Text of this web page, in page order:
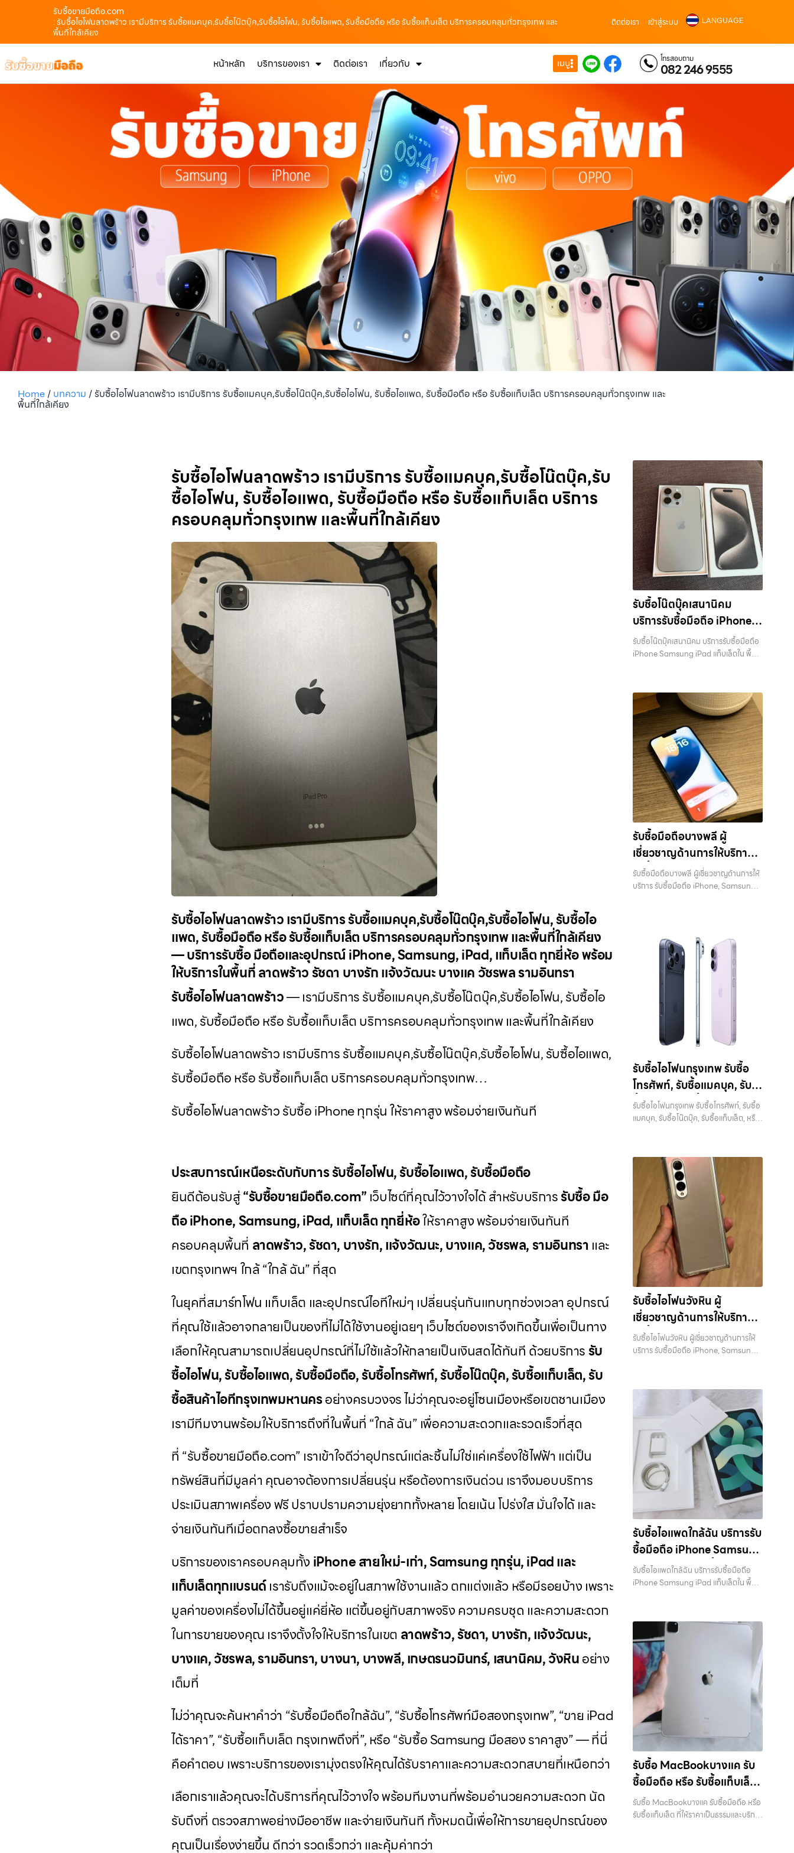
รับซื้อขายมือถือ.com
: รับซื้อไอโฟนลาดพร้าว เรามีบริการ รับซื้อแมคบุค,รับซื้อโน๊ตบุ๊ค,รับซื้อไอโฟน, รับซื้อไอแพด, รับซื้อมือถือ หรือ รับซื้อแท็บเล็ต บริการครอบคลุมทั่วกรุงเทพ และ
พื้นที่ใกล้เคียง
ติดต่อเรา เข้าสู่ระบบ LANGUAGE
หน้าหลัก บริการของเรา ติดต่อเรา เกี่ยวกับ เมนู โทรสอบถาม
082 246 9555
Home/ บทความ /รับซื้อไอโฟนลาดพร้าว เรามีบริการ รับซื้อแมคบุค,รับซื้อโน๊ตบุ๊ค,รับซื้อไอโฟน, รับซื้อไอแพด, รับซื้อมือถือ หรือ รับซื้อแท็บเล็ต บริการครอบคลุมทั่วกรุงเทพ และ
พื้นที่ใกล้เคียง
รับซื้อไอโฟนลาดพร้าว เรามีบริการ รับซื้อแมคบุค,รับซื้อโน๊ตบุ๊ค,รับ
ซื้อไอโฟน, รับซื้อไอแพด, รับซื้อมือถือ หรือ รับซื้อแท็บเล็ต บริการ
ครอบคลุมทั่วกรุงเทพ และพื้นที่ใกล้เคียง
รับซื้อไอโฟนลาดพร้าว เรามีบริการ รับซื้อแมคบุค,รับซื้อโน๊ตบุ๊ค,รับซื้อไอโฟน, รับซื้อไอ
แพด, รับซื้อมือถือ หรือ รับซื้อแท็บเล็ต บริการครอบคลุมทั่วกรุงเทพ และพื้นที่ใกล้เคียง
— บริการรับซื้อ มือถือและอุปกรณ์ iPhone, Samsung, iPad, แท็บเล็ต ทุกยี่ห้อ พร้อม
ให้บริการในพื้นที่ ลาดพร้าว รัชดา บางรัก แจ้งวัฒนะ บางแค วัชรพล รามอินทรา
รับซื้อไอโฟนลาดพร้าว— เรามีบริการ รับซื้อแมคบุค,รับซื้อโน๊ตบุ๊ค,รับซื้อไอโฟน, รับซื้อไอ
แพด, รับซื้อมือถือ หรือ รับซื้อแท็บเล็ต บริการครอบคลุมทั่วกรุงเทพ และพื้นที่ใกล้เคียง
รับซื้อไอโฟนลาดพร้าว เรามีบริการ รับซื้อแมคบุค,รับซื้อโน๊ตบุ๊ค,รับซื้อไอโฟน, รับซื้อไอแพด,
รับซื้อมือถือ หรือ รับซื้อแท็บเล็ต บริการครอบคลุมทั่วกรุงเทพ…
รับซื้อไอโฟนลาดพร้าว รับซื้อ iPhone ทุกรุ่น ให้ราคาสูง พร้อมจ่ายเงินทันที
ประสบการณ์เหนือระดับกับการรับซื้อไอโฟน,รับซื้อไอแพด,รับซื้อมือถือ
ยินดีต้อนรับสู่“รับซื้อขายมือถือ.com” เว็บไซต์ที่คุณไว้วางใจได้ สำหรับบริการรับซื้อ มือ
ถือ iPhone, Samsung, iPad, แท็บเล็ต ทุกยี่ห้อให้ราคาสูง พร้อมจ่ายเงินทันที
ครอบคลุมพื้นที่ ลาดพร้าว, รัชดา, บางรัก, แจ้งวัฒนะ, บางแค, วัชรพล, รามอินทรา และ
เขตกรุงเทพฯ ใกล้ “ใกล้ ฉัน” ที่สุด
ในยุคที่สมาร์ทโฟน แท็บเล็ต และอุปกรณ์ไอทีใหม่ๆ เปลี่ยนรุ่นกันแทบทุกช่วงเวลา อุปกรณ์
ที่คุณใช้แล้วอาจกลายเป็นของที่ไม่ได้ใช้งานอยู่เฉยๆ เว็บไซต์ของเราจึงเกิดขึ้นเพื่อเป็นทาง
เลือกให้คุณสามารถเปลี่ยนอุปกรณ์ที่ไม่ใช้แล้วให้กลายเป็นเงินสดได้ทันที ด้วยบริการรับ
ซื้อไอโฟน, รับซื้อไอแพด, รับซื้อมือถือ, รับซื้อโทรศัพท์, รับซื้อโน๊ตบุ๊ค, รับซื้อแท็บเล็ต, รับ
ซื้อสินค้าไอทีกรุงเทพมหานครอย่างครบวงจร ไม่ว่าคุณจะอยู่โซนเมืองหรือเขตชานเมือง
เรามีทีมงานพร้อมให้บริการถึงที่ในพื้นที่ “ใกล้ ฉัน” เพื่อความสะดวกและรวดเร็วที่สุด
ที่ “รับซื้อขายมือถือ.com” เราเข้าใจดีว่าอุปกรณ์แต่ละชิ้นไม่ใช่แค่เครื่องใช้ไฟฟ้า แต่เป็น
ทรัพย์สินที่มีมูลค่า คุณอาจต้องการเปลี่ยนรุ่น หรือต้องการเงินด่วน เราจึงมอบบริการ
ประเมินสภาพเครื่อง ฟรี ปราบปรามความยุ่งยากทั้งหลาย โดยเน้น โปร่งใส มั่นใจได้ และ
จ่ายเงินทันทีเมื่อตกลงซื้อขายสำเร็จ
บริการของเราครอบคลุมทั้ง iPhone สายใหม่-เก่า, Samsung ทุกรุ่น, iPad และ
แท็บเล็ตทุกแบรนด์เรารับถึงแม้จะอยู่ในสภาพใช้งานแล้ว ตกแต่งแล้ว หรือมีรอยบ้าง เพราะ
มูลค่าของเครื่องไม่ได้ขึ้นอยู่แค่ยี่ห้อ แต่ขึ้นอยู่กับสภาพจริง ความครบชุด และความสะดวก
ในการขายของคุณ เราจึงตั้งใจให้บริการในเขต ลาดพร้าว, รัชดา, บางรัก, แจ้งวัฒนะ,
บางแค, วัชรพล, รามอินทรา, บางนา, บางพลี, เกษตรนวมินทร์, เสนานิคม, วังหินอย่าง
เต็มที่
ไม่ว่าคุณจะค้นหาคำว่า “รับซื้อมือถือใกล้ฉัน”, “รับซื้อโทรศัพท์มือสองกรุงเทพ”, “ขาย iPad
ได้ราคา”, “รับซื้อแท็บเล็ต กรุงเทพถึงที่”, หรือ “รับซื้อ Samsung มือสอง ราคาสูง” — ที่นี่
คือคำตอบ เพราะบริการของเรามุ่งตรงให้คุณได้รับราคาและความสะดวกสบายที่เหนือกว่า
เลือกเราแล้วคุณจะได้บริการที่คุณไว้วางใจ พร้อมทีมงานที่พร้อมอำนวยความสะดวก นัด
รับถึงที่ ตรวจสภาพอย่างมืออาชีพ และจ่ายเงินทันที ทั้งหมดนี้เพื่อให้การขายอุปกรณ์ของ
คุณเป็นเรื่องง่ายขึ้น ดีกว่า รวดเร็วกว่า และคุ้มค่ากว่า
รับซื้อโน๊ตบุ๊คเสนานิคม
บริการรับซื้อมือถือ iPhone
Samsung iPad แท็บเล็ตใน
พื้นที่ ลาดพร้าว รัชดา บางรัก
ทันที
รับซื้อโน๊ตบุ๊คเสนานิคม บริการรับซื้อมือถือ
iPhone Samsung iPad แท็บเล็ตใน พื้นที่
บริการรับซื้อ มือถือและอุปกรณ์ iPhone,
Samsung, iPad, แท็บเล็ต ทุกยี่ห้อ พร้อม
ให้บริการในพื้นที่ ลาดพร้าว รัชดา บางรัก
แจ้งวัฒนะ บางแค วัชรพล รามอินทรา รับ
ซื้อโน๊ตบุ๊คเสนานิคม — บริการรับซื้อมือถือ
iPhone Samsung iPad แท็บเล็ตใน พื้นที่
ลาดพร้าว รัชดา บางรัก แจ้งวัฒนะ บางแค
วัชรพล รามอินทรา พร้อมจ่ายเงินทันที รับ
ซื้อโน๊ตบุ๊คเสนานิคม บริการรับซื้อมือถือ
iPhone Samsung iPad แท็บเล็ตใน พื้นที่
ลาดพร้าว รัชดา บางรัก แจ้งวัฒนะ บางแค
วัชรพล รามอินทรา… รับซื้อโน๊ตบุ๊ค
เสนานิคม ขายอุปกรณ์ไอทีแล้วอยากได้เงิน
ด่วน? ติดต่อเราเลย! การันตีราคาดี รับเงิน
ทันใจ ประสบการณ์เหนือระดับกับการ รับ
ซื้อไอโฟน, รับซื้อไอแพด, รับซื้อมือถือ ยินดี
ต้อนรับสู่ “รับซื้อขายมือถือ.com” เว็บไซต์
ครอบคลุมพื้นที่ ลาดพร้าว, รัชดา, บางรัก,
แจ้งวัฒนะ, บางแค, วัชรพล, รามอินทรา
และเขตกรุงเทพฯ ใกล้ “ใกล้ ฉัน” ที่สุด ในยุค
ที่สมาร์ทโฟน แท็บเล็ต และอุปกรณ์ไอทีใหม่ๆ
เปลี่ยนรุ่นกันแทบทุกช่วงเวลา อุปกรณ์ที่
คุณใช้แล้วอาจกลายเป็นของที่ไม่ได้ใช้งาน
อยู่เฉยๆ เว็บไซต์ของเราจึงเกิดขึ้นเพื่อเป็น
ใช้แล้วให้กลายเป็นเงินสดได้ทันที ด้วย
มือถือ, รับซื้อโทรศัพท์, รับซื้อโน๊ตบุ๊ค, รับซื้อ
แท็บเล็ต, รับซื้อสินค้าไอทีกรุงเทพมหานคร
อย่างครบวงจร ไม่ว่าคุณจะอยู่โซนเมือง
หรือเขตชานเมือง เรามีทีมงานพร้อมให้
บริการถึงที่ในพื้นที่ “ใกล้ ฉัน” เพื่อความ
สะดวกและรวดเร็วที่สุด ที่ “รับซื้อขายมือ
มูลค่า คุณอาจต้องการเปลี่ยนรุ่น หรือ
ต้องการเงินด่วน เราจึงมอบบริการประเมิน
สภาพเครื่อง ฟรี ปราบปรามความยุ่งยาก
ทั้งหลาย โดยเน้น โปร่งใส มั่นใจได้ และจ่าย
เงินทันทีเมื่อตกลงซื้อขายสำเร็จ บริการของ
เราครอบคลุมทั้ง iPhone สายใหม่-เก่า,
Samsung ทุกรุ่น, iPad และแท็บเล็ตทุก
แบรนด์ เรารับถึงแม้จะอยู่ในสภาพใช้งาน
แล้ว ตกแต่งแล้ว หรือมีรอยบ้าง เพราะมูลค่า
ของเครื่องไม่ได้ขึ้นอยู่แค่ยี่ห้อ แต่ขึ้นอยู่กับ
สภาพจริง ความครบชุด และความสะดวกใน
การขายของคุณ เราจึงตั้งใจให้บริการในเขต
ลาดพร้าว, รัชดา, บางรัก, แจ้งวัฒนะ,
บางแค, วัชรพล, รามอินทรา, บางนา,
บางพลี, เกษตรนวมินทร์, เสนานิคม, วังหิน
อย่างเต็มที่ ไม่ว่าคุณจะค้นหาคำว่า “รับซื้อ
Samsung มือสอง ราคาสูง” — ที่นี่คือคำ
ตอบ เพราะบริการของเรามุ่งตรงให้คุณได้
รับราคาและความสะดวกสบายที่เหนือกว่า
เลือกเราแล้วคุณจะได้บริการที่คุณไว้วางใจ
พร้อมทีมงานที่พร้อมอำนวยความสะดวก
นัดรับถึงที่ ตรวจสภาพอย่างมืออาชีพ และ
จ่ายเงินทันที ทั้งหมดนี้เพื่อให้การขาย
อุปกรณ์ของคุณเป็นเรื่องง่ายขึ้น ดีกว่า
รวดเร็วกว่า และคุ้มค่ากว่า ทำไมต้องเลือก
เรา ผู้เชี่ยวชาญด้านการให้บริการ รับซื้อมือ
ถือ iPhone, Samsung, ไอแพด แท็บเล็ต
ทุกยี่ห้อ ในราคาสูง พร้อมจ่ายเงินทันที โดย
เน้นบริการในพื้นที่ ลาดพร้าว, รัชดา, บางรัก,
แจ้งวัฒนะ, บางแค, วัชรพล, รามอินทรา,
รวมถึง บางนา, บางพลี,…
รับซื้อมือถือบางพลี ผู้
เชี่ยวชาญด้านการให้บริการ
รับซื้อมือถือ iPhone,
Samsung, ไอแพด แท็บเล็ต
รับซื้อมือถือบางพลี ผู้เชี่ยวชาญด้านการให้
บริการ รับซื้อมือถือ iPhone, Samsung,
แท็บเล็ต ทุกยี่ห้อ พร้อมให้บริการในพื้นที่
ลาดพร้าว รัชดา บางรัก แจ้งวัฒนะ บางแค
วัชรพล รามอินทรา รับซื้อมือถือบางพลี —
ผู้เชี่ยวชาญด้านการให้บริการ รับซื้อมือถือ
iPhone, Samsung, ไอแพด แท็บเล็ตทุก
มือถือบางพลี ผู้เชี่ยวชาญด้านการให้บริการ
รับซื้อมือถือ iPhone, Samsung, ไอแพด
แท็บเล็ตทุกยี่ห้อ ในราคาสูง พร้อมจ่ายเงิน
ทันที… รับซื้อมือถือบางพลี ขายอุปกรณ์
ไอทีแล้วอยากได้เงินด่วน? ติดต่อเราเลย! กา
รันตีราคาดี รับเงินทันใจ ประสบการณ์
เหนือระดับกับการ รับซื้อไอโฟน, รับซื้อไอ
แพด, รับซื้อมือถือ ยินดีต้อนรับสู่ “รับซื้อ
ขายมือถือ.com” เว็บไซต์ที่คุณไว้วางใจได้
สำหรับบริการ รับซื้อ มือถือ iPhone,
ลาดพร้าว, รัชดา, บางรัก, แจ้งวัฒนะ,
บางแค, วัชรพล, รามอินทรา และเขต
กรุงเทพฯ ใกล้ “ใกล้ ฉัน” ที่สุด ในยุคที่สมา
ร์ทโฟน แท็บเล็ต และอุปกรณ์ไอทีใหม่ๆ
เปลี่ยนรุ่นกันแทบทุกช่วงเวลา อุปกรณ์ที่
คุณใช้แล้วอาจกลายเป็นของที่ไม่ได้ใช้งาน
อยู่เฉยๆ เว็บไซต์ของเราจึงเกิดขึ้นเพื่อเป็น
ทางเลือกให้คุณสามารถเปลี่ยนอุปกรณ์ที่ไม่
ใช้แล้วให้กลายเป็นเงินสดได้ทันที ด้วย
บริการ รับซื้อไอโฟน, รับซื้อไอแพด, รับซื้อ
มือถือ, รับซื้อโทรศัพท์, รับซื้อโน๊ตบุ๊ค, รับซื้อ
แท็บเล็ต, รับซื้อสินค้าไอทีกรุงเทพมหานคร
อย่างครบวงจร ไม่ว่าคุณจะอยู่โซนเมือง
หรือเขตชานเมือง เรามีทีมงานพร้อมให้
บริการถึงที่ในพื้นที่ “ใกล้ ฉัน” เพื่อความ
สะดวกและรวดเร็วที่สุด ที่ “รับซื้อขายมือ
ถือ.com” เราเข้าใจดีว่าอุปกรณ์แต่ละชิ้น
ต้องการเงินด่วน เราจึงมอบบริการประเมิน
สภาพเครื่อง ฟรี ปราบปรามความยุ่งยาก
ทั้งหลาย โดยเน้น โปร่งใส มั่นใจได้ และจ่าย
เงินทันทีเมื่อตกลงซื้อขายสำเร็จ บริการของ
เราครอบคลุมทั้ง iPhone สายใหม่-เก่า,
Samsung ทุกรุ่น, iPad และแท็บเล็ตทุก
แบรนด์ เรารับถึงแม้จะอยู่ในสภาพใช้งาน
แล้ว ตกแต่งแล้ว หรือมีรอยบ้าง เพราะมูลค่า
ของเครื่องไม่ได้ขึ้นอยู่แค่ยี่ห้อ แต่ขึ้นอยู่กับ
สภาพจริง ความครบชุด และความสะดวกใน
การขายของคุณ เราจึงตั้งใจให้บริการในเขต
ลาดพร้าว, รัชดา, บางรัก, แจ้งวัฒนะ,
บางแค, วัชรพล, รามอินทรา, บางนา,
บางพลี, เกษตรนวมินทร์, เสนานิคม, วังหิน
อย่างเต็มที่ ไม่ว่าคุณจะค้นหาคำว่า “รับซื้อ
มือถือใกล้ฉัน”, “รับซื้อโทรศัพท์มือสอง
ตอบ เพราะบริการของเรามุ่งตรงให้คุณได้
รับราคาและความสะดวกสบายที่เหนือกว่า
เลือกเราแล้วคุณจะได้บริการที่คุณไว้วางใจ
พร้อมทีมงานที่พร้อมอำนวยความสะดวก
นัดรับถึงที่ ตรวจสภาพอย่างมืออาชีพ และ
จ่ายเงินทันที ทั้งหมดนี้เพื่อให้การขาย
อุปกรณ์ของคุณเป็นเรื่องง่ายขึ้น ดีกว่า
รวดเร็วกว่า และคุ้มค่ากว่า ทำไมต้องเลือก
เรา ผู้เชี่ยวชาญด้านการให้บริการ รับซื้อมือ
ถือ iPhone, Samsung, ไอแพด แท็บเล็ต
ทุกยี่ห้อ ในราคาสูง พร้อมจ่ายเงินทันที โดย
เน้นบริการในพื้นที่ ลาดพร้าว, รัชดา, บางรัก,
แจ้งวัฒนะ, บางแค, วัชรพล, รามอินทรา,
เสนานิคม, วังหินไม่ว่าคุณจะต้องการ รับซื้อ
โทรศัพท์, รับซื้อแมคบุค, รับซื้อโน๊ตบุ๊ค, รับ
รับซื้อไอโฟนกรุงเทพ รับซื้อ
โทรศัพท์, รับซื้อแมคบุค, รับ
ซื้อโน๊ตบุ๊ค, รับซื้อแท็บเล็ต,
หรือบริการอื่นๆ เกี่ยวกับ
รับซื้อไอโฟนกรุงเทพ รับซื้อโทรศัพท์, รับซื้อ
แมคบุค, รับซื้อโน๊ตบุ๊ค, รับซื้อแท็บเล็ต, หรือ
ซื้อ มือถือและอุปกรณ์ iPhone,
Samsung, iPad, แท็บเล็ต ทุกยี่ห้อ พร้อม
ให้บริการในพื้นที่ ลาดพร้าว รัชดา บางรัก
แจ้งวัฒนะ บางแค วัชรพล รามอินทรา รับ
ซื้อไอโฟนกรุงเทพ — รับซื้อโทรศัพท์, รับซื้อ
แมคบุค, รับซื้อโน๊ตบุ๊ค, รับซื้อแท็บเล็ต, หรือ
บริการอื่นๆ เกี่ยวกับสินค้าไอที กรุงเทพฯ
เราพร้อมให้บริการครบวงจร รับซื้อไอโฟน
กรุงเทพ รับซื้อโทรศัพท์, รับซื้อแมคบุค, รับ
ซื้อโน๊ตบุ๊ค, รับซื้อแท็บเล็ต, หรือบริการอื่นๆ
เกี่ยวกับสินค้าไอที กรุงเทพฯ… รับซื้อไอ
โฟนกรุงเทพ รับซื้อ iPad และแท็บเล็ตทุก
แบรนด์ ทุกสภาพ — ขอขายง่าย ได้เงินเร็ว
ประสบการณ์เหนือระดับกับการ รับซื้อไอ
โฟน, รับซื้อไอแพด, รับซื้อมือถือ ยินดี
ต้อนรับสู่ “รับซื้อขายมือถือ.com” เว็บไซต์
ที่คุณไว้วางใจได้ สำหรับบริการ รับซื้อ มือ
ครอบคลุมพื้นที่ ลาดพร้าว, รัชดา, บางรัก,
แจ้งวัฒนะ, บางแค, วัชรพล, รามอินทรา
และเขตกรุงเทพฯ ใกล้ “ใกล้ ฉัน” ที่สุด ในยุค
ที่สมาร์ทโฟน แท็บเล็ต และอุปกรณ์ไอทีใหม่ๆ
เปลี่ยนรุ่นกันแทบทุกช่วงเวลา อุปกรณ์ที่
คุณใช้แล้วอาจกลายเป็นของที่ไม่ได้ใช้งาน
อยู่เฉยๆ เว็บไซต์ของเราจึงเกิดขึ้นเพื่อเป็น
ทางเลือกให้คุณสามารถเปลี่ยนอุปกรณ์ที่ไม่
ใช้แล้วให้กลายเป็นเงินสดได้ทันที ด้วย
บริการ รับซื้อไอโฟน, รับซื้อไอแพด, รับซื้อ
มือถือ, รับซื้อโทรศัพท์, รับซื้อโน๊ตบุ๊ค, รับซื้อ
แท็บเล็ต, รับซื้อสินค้าไอทีกรุงเทพมหานคร
อย่างครบวงจร ไม่ว่าคุณจะอยู่โซนเมือง
หรือเขตชานเมือง เรามีทีมงานพร้อมให้
บริการถึงที่ในพื้นที่ “ใกล้ ฉัน” เพื่อความ
สะดวกและรวดเร็วที่สุด ที่ “รับซื้อขายมือ
ถือ.com” เราเข้าใจดีว่าอุปกรณ์แต่ละชิ้น
ต้องการเงินด่วน เราจึงมอบบริการประเมิน
สภาพเครื่อง ฟรี ปราบปรามความยุ่งยาก
ทั้งหลาย โดยเน้น โปร่งใส มั่นใจได้ และจ่าย
เงินทันทีเมื่อตกลงซื้อขายสำเร็จ บริการของ
เราครอบคลุมทั้ง iPhone สายใหม่-เก่า,
Samsung ทุกรุ่น, iPad และแท็บเล็ตทุก
แบรนด์ เรารับถึงแม้จะอยู่ในสภาพใช้งาน
แล้ว ตกแต่งแล้ว หรือมีรอยบ้าง เพราะมูลค่า
ของเครื่องไม่ได้ขึ้นอยู่แค่ยี่ห้อ แต่ขึ้นอยู่กับ
สภาพจริง ความครบชุด และความสะดวกใน
การขายของคุณ เราจึงตั้งใจให้บริการในเขต
ลาดพร้าว, รัชดา, บางรัก, แจ้งวัฒนะ,
บางแค, วัชรพล, รามอินทรา, บางนา,
บางพลี, เกษตรนวมินทร์, เสนานิคม, วังหิน
อย่างเต็มที่ ไม่ว่าคุณจะค้นหาคำว่า “รับซื้อ
มือถือใกล้ฉัน”, “รับซื้อโทรศัพท์มือสอง
รับซื้อไอโฟนวังหิน ผู้
เชี่ยวชาญด้านการให้บริการ
รับซื้อมือถือ iPhone,
Samsung, ไอแพด แท็บเล็ต
รับซื้อไอโฟนวังหิน ผู้เชี่ยวชาญด้านการให้
บริการ รับซื้อมือถือ iPhone, Samsung,
อุปกรณ์ iPhone, Samsung, iPad,
แท็บเล็ต ทุกยี่ห้อ พร้อมให้บริการในพื้นที่
ลาดพร้าว รัชดา บางรัก แจ้งวัฒนะ บางแค
วัชรพล รามอินทรา รับซื้อไอโฟนวังหิน — ผู้
เชี่ยวชาญด้านการให้บริการ รับซื้อมือถือ
iPhone, Samsung, ไอแพด แท็บเล็ตทุก
ยี่ห้อ ในราคาสูง พร้อมจ่ายเงินทันที รับซื้อ
ไอโฟนวังหิน ผู้เชี่ยวชาญด้านการให้บริการ
รับซื้อมือถือ iPhone, Samsung, ไอแพด
แท็บเล็ตทุกยี่ห้อ ในราคาสูง พร้อมจ่ายเงิน
ทันที รับซื้อ iPhone ทุกรุ่น… รับซื้อไอโฟน
วังหิน รับซื้อ iPhone ทุกรุ่น ให้ราคาสูง
พร้อมจ่ายเงินทันที ประสบการณ์เหนือ
ระดับกับการ รับซื้อไอโฟน, รับซื้อไอแพด, รับ
ซื้อมือถือ ยินดีต้อนรับสู่ “รับซื้อขายมือ
ถือ.com” เว็บไซต์ที่คุณไว้วางใจได้ สำหรับ
บริการ รับซื้อ มือถือ iPhone, Samsung,
ดา, บางรัก, แจ้งวัฒนะ, บางแค, วัชรพล,
รามอินทรา และเขตกรุงเทพฯ ใกล้ “ใกล้ ฉัน”
ที่สุด ในยุคที่สมาร์ทโฟน แท็บเล็ต และ
อุปกรณ์ไอทีใหม่ๆ เปลี่ยนรุ่นกันแทบทุกช่วง
เวลา อุปกรณ์ที่คุณใช้แล้วอาจกลายเป็น
ของที่ไม่ได้ใช้งานอยู่เฉยๆ เว็บไซต์ของเราจึง
เกิดขึ้นเพื่อเป็นทางเลือกให้คุณสามารถ
เปลี่ยนอุปกรณ์ที่ไม่ใช้แล้วให้กลายเป็น
เงินสดได้ทันที ด้วยบริการ รับซื้อไอโฟน, รับ
ซื้อไอแพด, รับซื้อมือถือ, รับซื้อโทรศัพท์, รับ
ซื้อโน๊ตบุ๊ค, รับซื้อแท็บเล็ต, รับซื้อสินค้าไอที
กรุงเทพมหานคร อย่างครบวงจร ไม่ว่าคุณ
จะอยู่โซนเมืองหรือเขตชานเมือง เรามีทีม
งานพร้อมให้บริการถึงที่ในพื้นที่ “ใกล้ ฉัน”
เพื่อความสะดวกและรวดเร็วที่สุด ที่ “รับซื้อ
ขายมือถือ.com” เราเข้าใจดีว่าอุปกรณ์
รับซื้อไอแพดใกล้ฉัน บริการรับ
ซื้อมือถือ iPhone Samsung
iPad แท็บเล็ตใน พื้นที่
ลาดพร้าว รัชดา บางรัก
รับซื้อไอแพดใกล้ฉัน บริการรับซื้อมือถือ
iPhone Samsung iPad แท็บเล็ตใน พื้นที่
บริการรับซื้อ มือถือและอุปกรณ์ iPhone,
Samsung, iPad, แท็บเล็ต ทุกยี่ห้อ พร้อม
ให้บริการในพื้นที่ ลาดพร้าว รัชดา บางรัก
แจ้งวัฒนะ บางแค วัชรพล รามอินทรา รับ
ซื้อไอแพดใกล้ฉัน — บริการรับซื้อมือถือ
iPhone Samsung iPad แท็บเล็ตใน พื้นที่
ลาดพร้าว รัชดา บางรัก แจ้งวัฒนะ บางแค
วัชรพล รามอินทรา พร้อมจ่ายเงินทันที รับ
ซื้อไอแพดใกล้ฉัน บริการรับซื้อมือถือ
iPhone Samsung iPad แท็บเล็ตใน พื้นที่
ลาดพร้าว รัชดา บางรัก แจ้งวัฒนะ บางแค
วัชรพล รามอินทรา พร้อมจ่ายเงินทันที…
รับซื้อไอแพดใกล้ฉัน ขายอุปกรณ์ไอทีแล้ว
อยากได้เงินด่วน? ติดต่อเราเลย! การันตี
ระดับกับการ รับซื้อไอโฟน, รับซื้อไอแพด, รับ
ซื้อมือถือ ยินดีต้อนรับสู่ “รับซื้อขายมือ
รับซื้อ MacBookบางแค รับ
ซื้อมือถือ หรือ รับซื้อแท็บเล็ต
ที่ให้ราคาเป็นธรรมและบริการ
รวดเร็ว บริการครอบคลุมทั่ว
รับซื้อ MacBookบางแค รับซื้อมือถือ หรือ
รับซื้อแท็บเล็ต ที่ให้ราคาเป็นธรรมและบริการ